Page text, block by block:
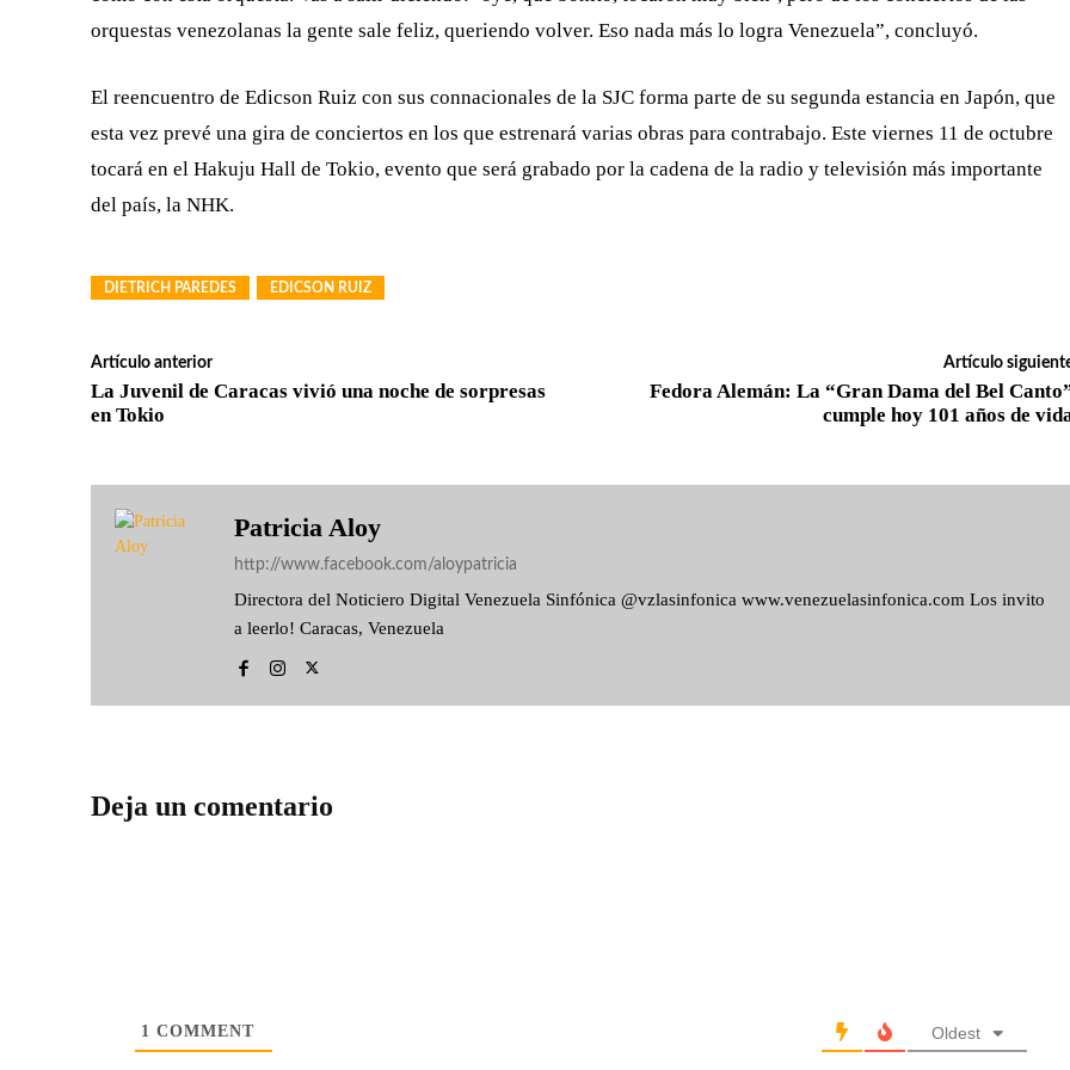
orquestas venezolanas la gente sale feliz, queriendo volver. Eso nada más lo logra Venezuela”, concluyó.
El reencuentro de Edicson Ruiz con sus connacionales de la SJC forma parte de su segunda estancia en Japón, que
esta vez prevé una gira de conciertos en los que estrenará varias obras para contrabajo. Este viernes 11 de octubre
tocará en el Hakuju Hall de Tokio, evento que será grabado por la cadena de la radio y televisión más importante
del país, la NHK.
DIETRICH PAREDES EDICSON RUIZ
Artículo anterior
La Juvenil de Caracas vivió una noche de sorpresas
en Tokio
Artículo
Fedora Alemán: La “Gran Dama del Bel
cumple hoy 101 años de
Patricia Aloy
http://www.facebook.com/aloypatricia
Directora del Noticiero Digital Venezuela Sinfónica @vzlasinfonica www.venezuelasinfonica.com Los invito
a leerlo! Caracas, Venezuela
Deja un comentario
1 COMMENT Oldest